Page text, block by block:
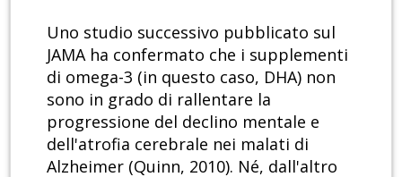
Uno studio successivo pubblicato sul
JAMA ha confermato che i supplementi
di omega-3 (in questo caso, DHA) non
sono in grado di rallentare la
progressione del declino mentale e
dell'atrofia cerebrale nei malati di
Alzheimer (Quinn, 2010). Né, dall'altro